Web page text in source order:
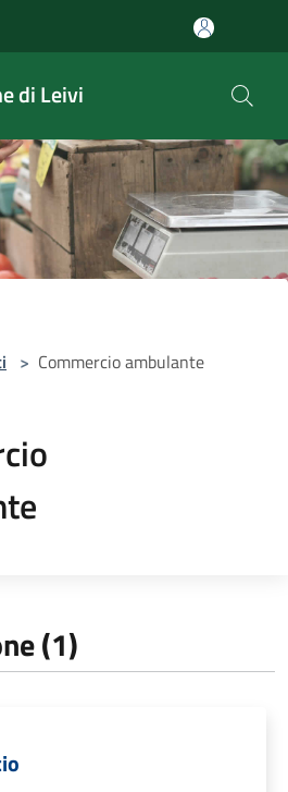
di Leivi
> Commercio ambulante
(1)